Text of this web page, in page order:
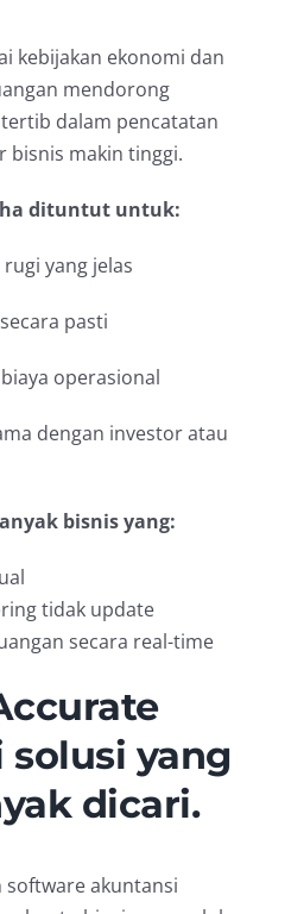
kebijakan ekonomi dan
mendorong
dalam pencatatan
bisnis makin tinggi.
dituntut untuk:
yang jelas
pasti
operasional
dengan investor atau
bisnis yang:
tidak update
secara real-time
yang
dicari.
software akuntansi